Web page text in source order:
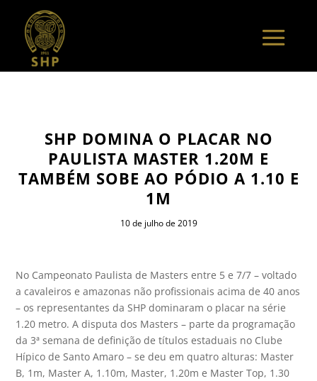
SHP DOMINA O PLACAR NO
PAULISTA MASTER 1.20M E
TAMBÉM SOBE AO PÓDIO A 1.10 E
1M
10 de julho de 2019
No Campeonato Paulista de Masters entre 5 e 7/7 – voltado
a cavaleiros e amazonas não profissionais acima de 40 anos
– os representantes da SHP dominaram o placar na série
1.20 metro. A disputa dos Masters – parte da programação
da 3ª semana de definição de títulos estaduais no Clube
Hípico de Santo Amaro – se deu em quatro alturas: Master
B, 1m, Master A, 1.10m, Master, 1.20m e Master Top, 1.30